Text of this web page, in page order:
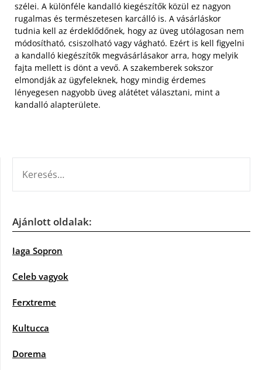
szélei. A különféle kandalló kiegészítők közül ez nagyon
rugalmas és természetesen karcálló is. A vásárláskor
tudnia kell az érdeklődőnek, hogy az üveg utólagosan nem
módosítható, csiszolható vagy vágható. Ezért is kell figyelni
a kandalló kiegészítők megvásárlásakor arra, hogy melyik
fajta mellett is dönt a vevő. A szakemberek sokszor
elmondják az ügyfeleknek, hogy mindig érdemes
lényegesen nagyobb üveg alátétet választani, mint a
kandalló alapterülete.
Ajánlott oldalak:
Iaga Sopron
Celeb vagyok
Ferxtreme
Kultucca
Dorema